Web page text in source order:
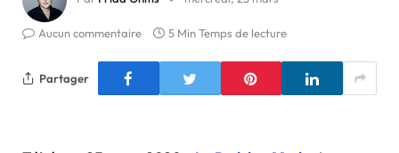
Aucun commentaire 5 Min Temps de lecture
Partager